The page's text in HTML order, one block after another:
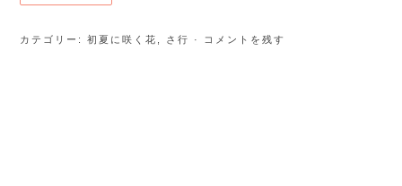
カテゴリー:初夏に咲く花 さ行 · コメントを残す